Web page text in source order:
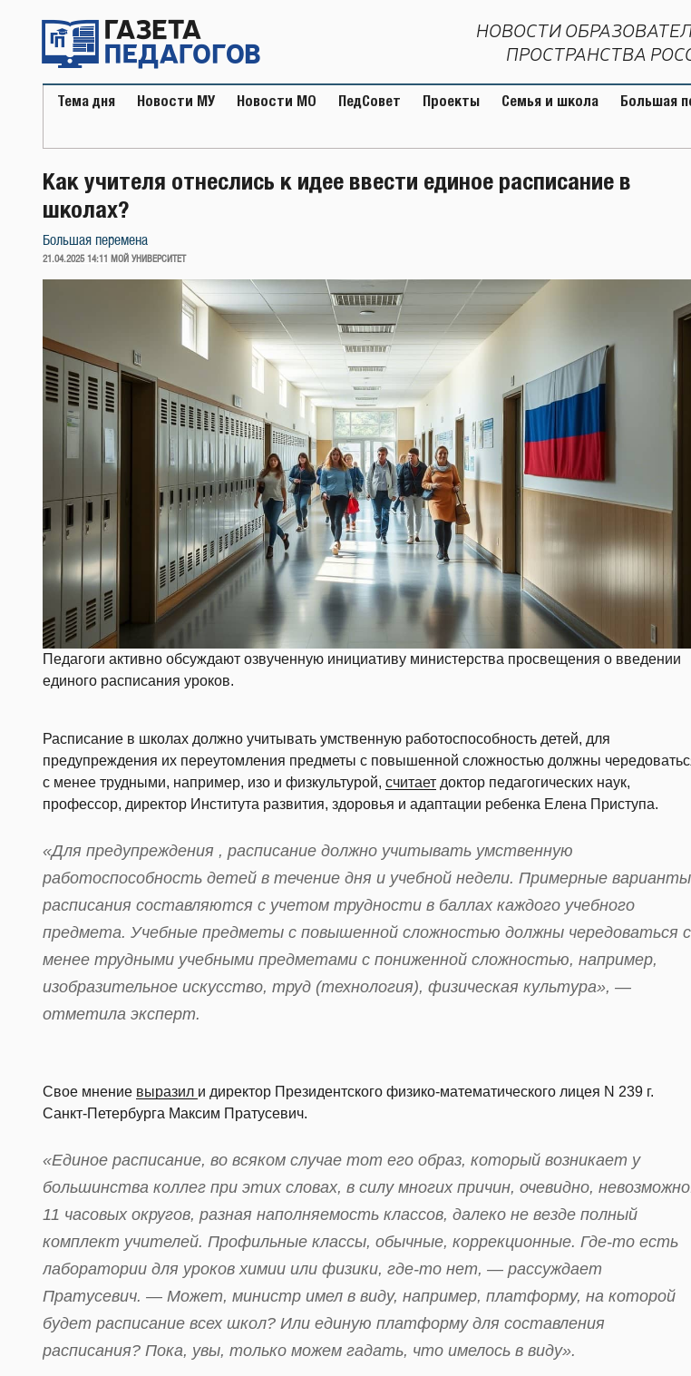
содержимому
НОВОСТИ
ПРОСТРАНСТВА
Тема дня Новости МУ Новости МО ПедСовет Проекты Семья и школа Большая
Как учителя отнеслись к идее ввести единое расписание в
школах?
Большая перемена
ОПУБЛИКОВАНО
21.04.2025 14:11 МОЙ УНИВЕРСИТЕТ
Педагоги активно обсуждают озвученную инициативу министерства просвещения о введении
единого расписания уроков.
Расписание в школах должно учитывать умственную работоспособность детей, для
предупреждения их переутомления предметы с повышенной сложностью должны
с менее трудными, например, изо и физкультурой, считает доктор педагогических наук,
профессор, директор Института развития, здоровья и адаптации ребенка Елена Приступа.
«Для предупреждения , расписание должно учитывать умственную
работоспособность детей в течение дня и учебной недели. Примерные варианты
расписания составляются с учетом трудности в баллах каждого учебного
предмета. Учебные предметы с повышенной сложностью должны чередоваться с
менее трудными учебными предметами с пониженной сложностью, например,
изобразительное искусство, труд (технология), физическая культура», —
отметила эксперт.
Свое мнение выразил и директор Президентского физико-математического лицея N 239 г.
Санкт-Петербурга Максим Пратусевич.
«Единое расписание, во всяком случае тот его образ, который возникает у
большинства коллег при этих словах, в силу многих причин, очевидно,
11 часовых округов, разная наполняемость классов, далеко не везде полный
комплект учителей. Профильные классы, обычные, коррекционные. Где-то есть
лаборатории для уроков химии или физики, где-то нет, — рассуждает
Пратусевич. — Может, министр имел в виду, например, платформу, на которой
будет расписание всех школ? Или единую платформу для составления
расписания? Пока, увы, только можем гадать, что имелось в виду».